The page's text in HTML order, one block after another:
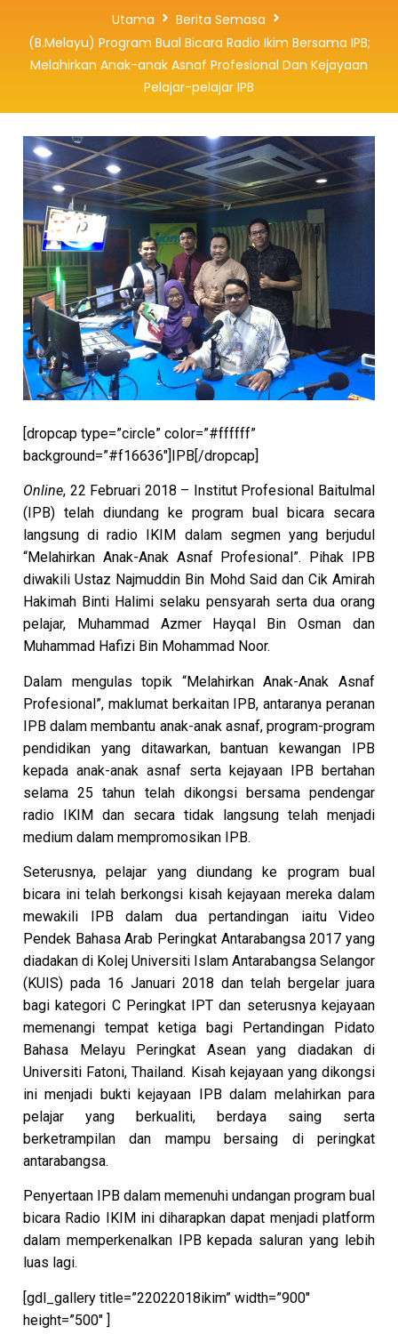
Utama
Berita Semasa
(B.Melayu) Program Bual Bicara Radio Ikim Bersama IPB;
Melahirkan Anak-anak Asnaf Profesional Dan Kejayaan
Pelajar-pelajar IPB
[dropcap type=”circle” color=”#ffffff”
background=”#f16636″]IPB[/dropcap]
Online, 22 Februari 2018 – Institut Profesional Baitulmal
(IPB) telah diundang ke program bual bicara secara
langsung di radio IKIM dalam segmen yang berjudul
“Melahirkan Anak-Anak Asnaf Profesional”. Pihak IPB
diwakili Ustaz Najmuddin Bin Mohd Said dan Cik Amirah
Hakimah Binti Halimi selaku pensyarah serta dua orang
pelajar, Muhammad Azmer Hayqal Bin Osman dan
Muhammad Hafizi Bin Mohammad Noor.
Dalam mengulas topik “Melahirkan Anak-Anak Asnaf
Profesional”, maklumat berkaitan IPB, antaranya peranan
IPB dalam membantu anak-anak asnaf, program-program
pendidikan yang ditawarkan, bantuan kewangan IPB
kepada anak-anak asnaf serta kejayaan IPB bertahan
selama 25 tahun telah dikongsi bersama pendengar
radio IKIM dan secara tidak langsung telah menjadi
medium dalam mempromosikan IPB.
Seterusnya, pelajar yang diundang ke program bual
bicara ini telah berkongsi kisah kejayaan mereka dalam
mewakili IPB dalam dua pertandingan iaitu Video
Pendek Bahasa Arab Peringkat Antarabangsa 2017 yang
diadakan di Kolej Universiti Islam Antarabangsa Selangor
(KUIS) pada 16 Januari 2018 dan telah bergelar juara
bagi kategori C Peringkat IPT dan seterusnya kejayaan
memenangi tempat ketiga bagi Pertandingan Pidato
Bahasa Melayu Peringkat Asean yang diadakan di
Universiti Fatoni, Thailand. Kisah kejayaan yang dikongsi
ini menjadi bukti kejayaan IPB dalam melahirkan para
pelajar yang berkualiti, berdaya saing serta
berketrampilan dan mampu bersaing di peringkat
antarabangsa.
Penyertaan IPB dalam memenuhi undangan program bual
bicara Radio IKIM ini diharapkan dapat menjadi platform
dalam memperkenalkan IPB kepada saluran yang lebih
luas lagi.
[gdl_gallery title=”22022018ikim” width=”900″
height=”500″ ]